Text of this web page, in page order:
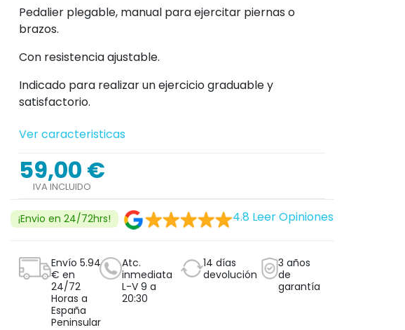
Pedalier plegable, manual para ejercitar piernas o
brazos.
Con resistencia ajustable.
Indicado para realizar un ejercicio graduable y
satisfactorio.
Ver caracteristicas
59,00 €
IVA INCLUIDO
¡Envio en 24/72hrs! 4.8 Leer Opiniones
Envío 5.94
€ en
24/72
Horas a
España
Peninsular
Atc.
inmediata
L-V 9 a
20:30
14 días
devolución
3 años
de
garantía